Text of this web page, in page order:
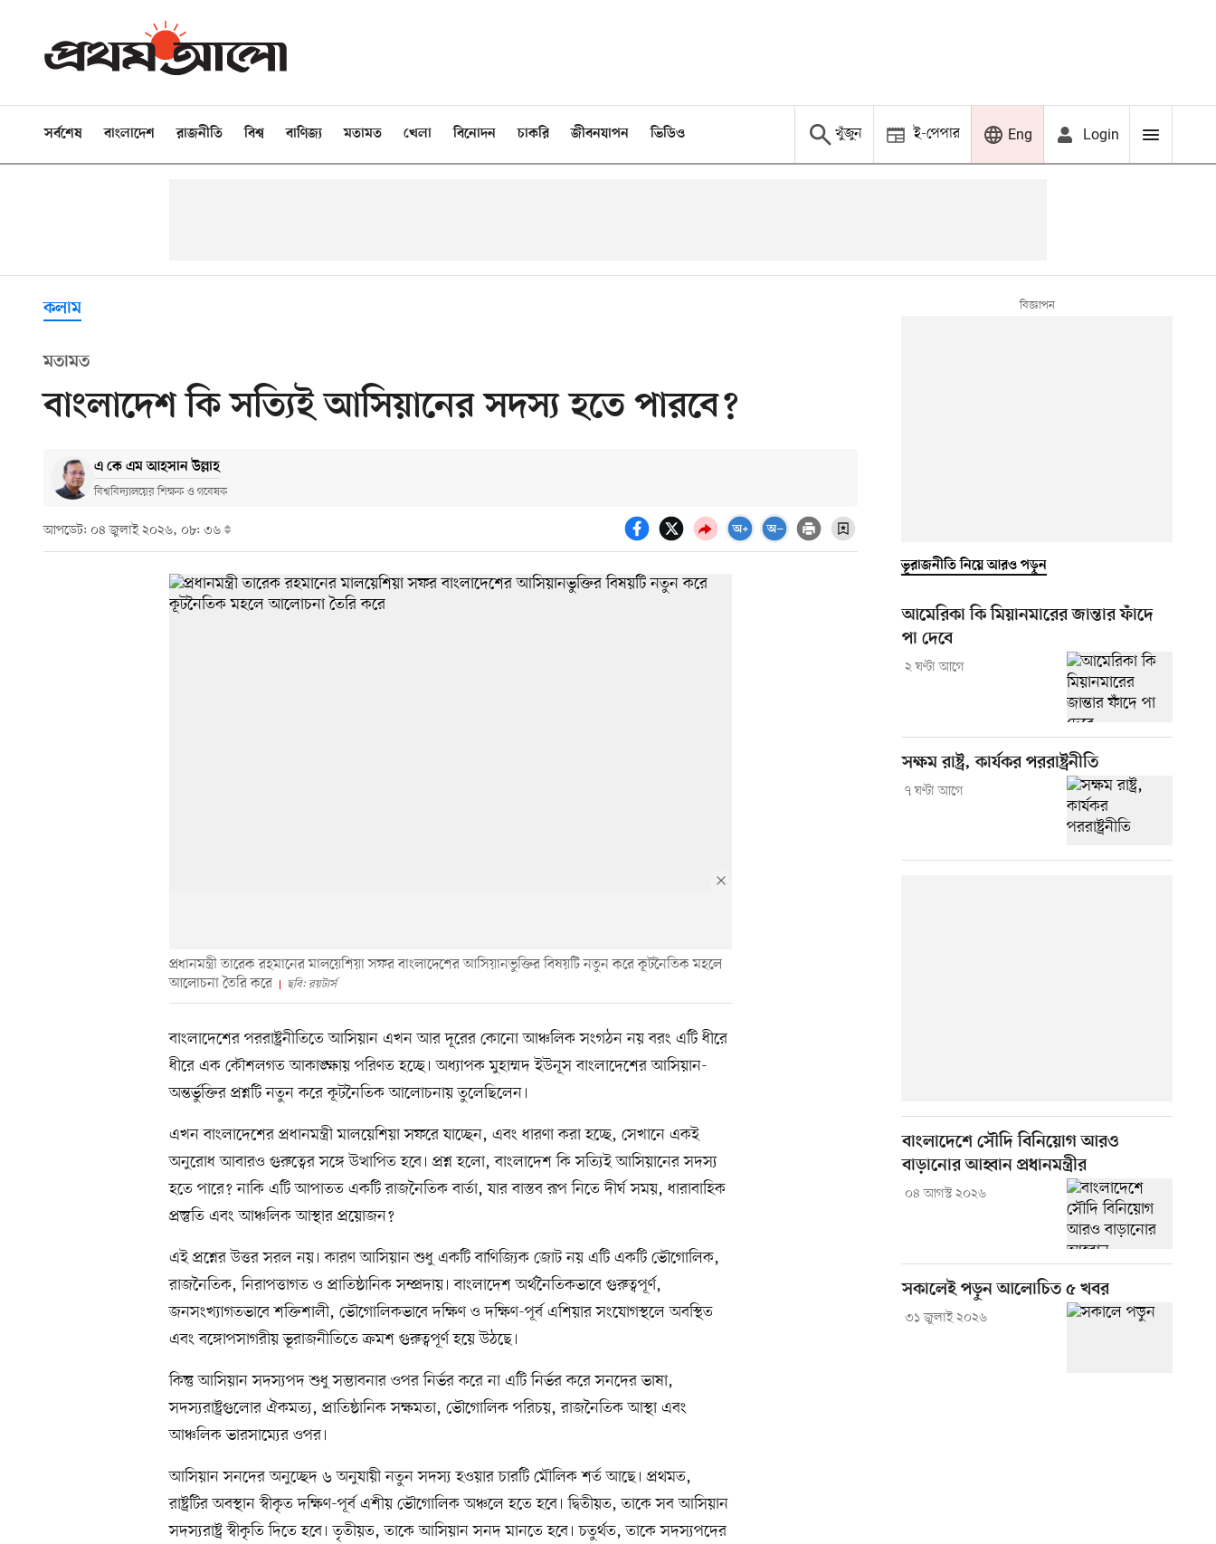
সর্বশেষ বাংলাদেশ রাজনীতি বিশ্ব বাণিজ্য মতামত খেলা বিনোদন চাকরি জীবনযাপন ভিডিও খুঁজুন ই-পেপার Eng Login
কলাম
মতামত
বাংলাদেশ কি সত্যিই আসিয়ানের সদস্য হতে পারবে?
এ কে এম আহসান উল্লাহ
বিশ্ববিদ্যালয়ের শিক্ষক ও গবেষক
আপডেট: ০৪ জুলাই ২০২৬, ০৮: ৩৬
প্রধানমন্ত্রী তারেক রহমানের মালয়েশিয়া সফর বাংলাদেশের আসিয়ানভুক্তির বিষয়টি নতুন করে কূটনৈতিক মহলে
আলোচনা তৈরি করে
ছবি: রয়টার্স
বাংলাদেশের পররাষ্ট্রনীতিতে আসিয়ান এখন আর দূরের কোনো আঞ্চলিক সংগঠন নয় বরং এটি ধীরে
ধীরে এক কৌশলগত আকাঙ্ক্ষায় পরিণত হচ্ছে। অধ্যাপক মুহাম্মদ ইউনূস বাংলাদেশের আসিয়ান-
অন্তর্ভুক্তির প্রশ্নটি নতুন করে কূটনৈতিক আলোচনায় তুলেছিলেন।
এখন বাংলাদেশের প্রধানমন্ত্রী মালয়েশিয়া সফরে যাচ্ছেন, এবং ধারণা করা হচ্ছে, সেখানে একই
অনুরোধ আবারও গুরুত্বের সঙ্গে উত্থাপিত হবে। প্রশ্ন হলো, বাংলাদেশ কি সত্যিই আসিয়ানের সদস্য
হতে পারে? নাকি এটি আপাতত একটি রাজনৈতিক বার্তা, যার বাস্তব রূপ নিতে দীর্ঘ সময়, ধারাবাহিক
প্রস্তুতি এবং আঞ্চলিক আস্থার প্রয়োজন?
এই প্রশ্নের উত্তর সরল নয়। কারণ আসিয়ান শুধু একটি বাণিজ্যিক জোট নয় এটি একটি ভৌগোলিক,
রাজনৈতিক, নিরাপত্তাগত ও প্রাতিষ্ঠানিক সম্প্রদায়। বাংলাদেশ অর্থনৈতিকভাবে গুরুত্বপূর্ণ,
জনসংখ্যাগতভাবে শক্তিশালী, ভৌগোলিকভাবে দক্ষিণ ও দক্ষিণ-পূর্ব এশিয়ার সংযোগস্থলে অবস্থিত
এবং বঙ্গোপসাগরীয় ভূরাজনীতিতে ক্রমশ গুরুত্বপূর্ণ হয়ে উঠছে।
কিন্তু আসিয়ান সদস্যপদ শুধু সম্ভাবনার ওপর নির্ভর করে না এটি নির্ভর করে সনদের ভাষা,
সদস্যরাষ্ট্রগুলোর ঐকমত্য, প্রাতিষ্ঠানিক সক্ষমতা, ভৌগোলিক পরিচয়, রাজনৈতিক আস্থা এবং
আঞ্চলিক ভারসাম্যের ওপর।
আসিয়ান সনদের অনুচ্ছেদ ৬ অনুযায়ী নতুন সদস্য হওয়ার চারটি মৌলিক শর্ত আছে। প্রথমত,
রাষ্ট্রটির অবস্থান স্বীকৃত দক্ষিণ-পূর্ব এশীয় ভৌগোলিক অঞ্চলে হতে হবে। দ্বিতীয়ত, তাকে সব আসিয়ান
সদস্যরাষ্ট্র স্বীকৃতি দিতে হবে। তৃতীয়ত, তাকে আসিয়ান সনদ মানতে হবে। চতুর্থত, তাকে সদস্যপদের
ভূরাজনীতি নিয়ে আরও পড়ুন
আমেরিকা কি মিয়ানমারের জান্তার ফাঁদে
পা দেবে
২ ঘণ্টা আগে
সক্ষম রাষ্ট্র, কার্যকর পররাষ্ট্রনীতি
৭ ঘণ্টা আগে
বাংলাদেশে সৌদি বিনিয়োগ আরও
বাড়ানোর আহ্বান প্রধানমন্ত্রীর
০৪ আগস্ট ২০২৬
সকালেই পড়ুন আলোচিত ৫ খবর
৩১ জুলাই ২০২৬